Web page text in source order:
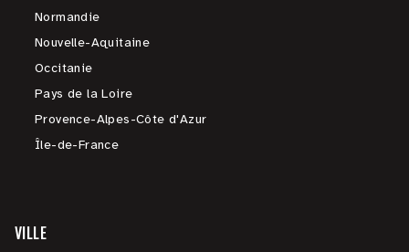
Normandie
Nouvelle-Aquitaine
Occitanie
Pays de la Loire
Provence-Alpes-Côte d'Azur
Île-de-France
VILLE